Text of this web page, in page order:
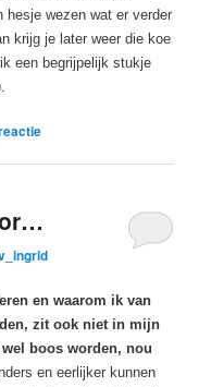
hesje wezen wat er verder
krijg je later weer die koe
een begrijpelijk stukje
en waarom ik van
zit ook niet in mijn
boos worden, nou
en eerlijker kunnen